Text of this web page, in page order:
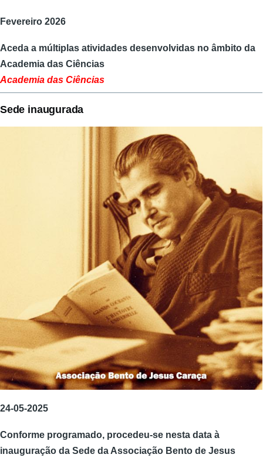
Fevereiro 2026
Aceda a múltiplas atividades desenvolvidas no âmbito da
Academia das Ciências
Academia das Ciências
Sede inaugurada
24-05-2025
Conforme programado, procedeu-se nesta data à
inauguração da Sede da Associação Bento de Jesus